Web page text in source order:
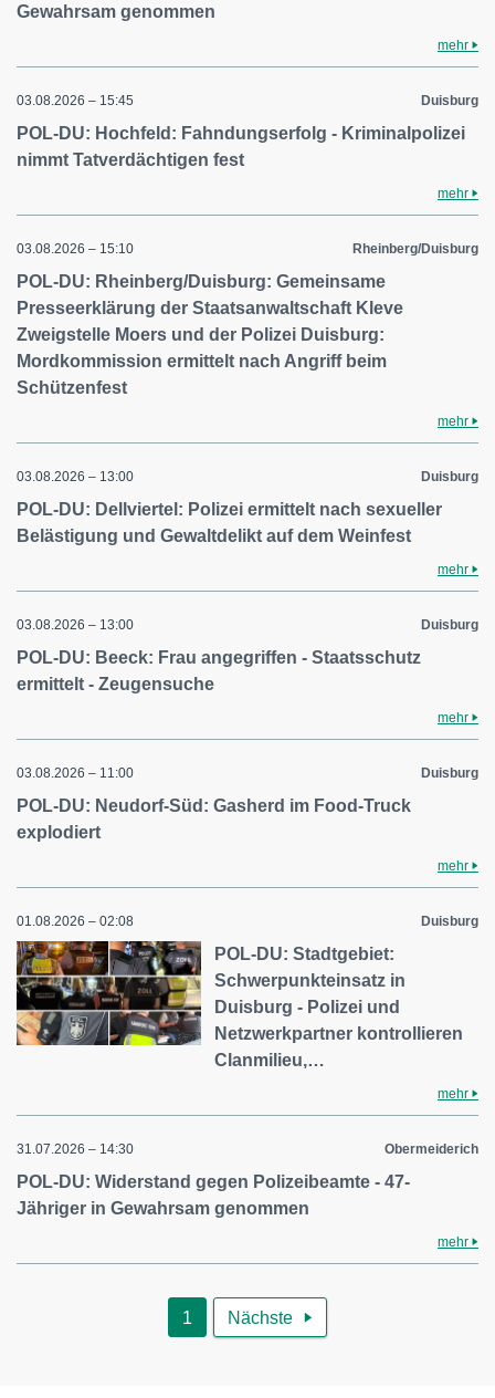
Gewahrsam genommen
mehr
03.08.2026 – 15:45 Duisburg
POL-DU: Hochfeld: Fahndungserfolg - Kriminalpolizei
nimmt Tatverdächtigen fest
mehr
03.08.2026 – 15:10 Rheinberg/Duisburg
POL-DU: Rheinberg/Duisburg: Gemeinsame
Presseerklärung der Staatsanwaltschaft Kleve
Zweigstelle Moers und der Polizei Duisburg:
Mordkommission ermittelt nach Angriff beim
Schützenfest
mehr
03.08.2026 – 13:00 Duisburg
POL-DU: Dellviertel: Polizei ermittelt nach sexueller
Belästigung und Gewaltdelikt auf dem Weinfest
mehr
03.08.2026 – 13:00 Duisburg
POL-DU: Beeck: Frau angegriffen - Staatsschutz
ermittelt - Zeugensuche
mehr
03.08.2026 – 11:00 Duisburg
POL-DU: Neudorf-Süd: Gasherd im Food-Truck
explodiert
mehr
01.08.2026 – 02:08 Duisburg
POL-DU: Stadtgebiet:
Schwerpunkteinsatz in
Duisburg - Polizei und
Netzwerkpartner kontrollieren
Clanmilieu,…
mehr
31.07.2026 – 14:30 Obermeiderich
POL-DU: Widerstand gegen Polizeibeamte - 47-
Jähriger in Gewahrsam genommen
mehr
1 Nächste 